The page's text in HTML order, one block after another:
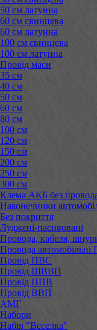
50 см латунна
60 см свинцева
60 см латунна
100 см свинцева
100 см латунна
Провід маси
35 см
40 см
50 см
60 см
80 см
100 см
120 см
150 см
200 см
250 см
300 см
Клема АКБ без
Наконечники
Без покриття
Луджені-пасивовані
Провода, кабеля,
Провода
Провід ПВС
Провід ШВВП
Провід ППВ
Провід ВВП
АМГ
Набори
Набір "Веселка"